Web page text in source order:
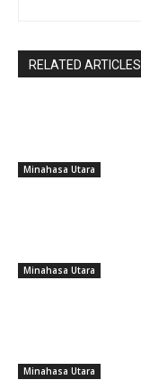
RELATED ARTICLES
Minahasa Utara
Minahasa Utara
Minahasa Utara